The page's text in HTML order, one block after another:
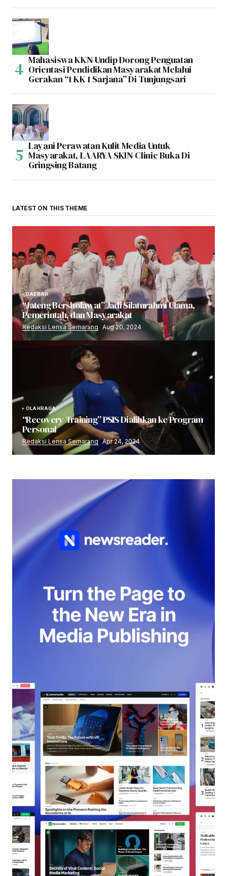
Mahasiswa KKN Undip Dorong Penguatan
Orientasi Pendidikan Masyarakat Melalui
Gerakan “1 KK 1 Sarjana” Di Tunjungsari
Layani Perawatan Kulit Media Untuk
Masyarakat, LAARYA SKIN Clinic Buka Di
Gringsing Batang
LATEST ON THIS THEME
DAERAH
“Jateng Bersholawat” Jadi Silaturahmi Ulama,
Pemerintah, dan Masyarakat
Redaksi Lensa Semarang Aug 20, 2024
OLAHRAGA
“Recovery Training” PSIS Dialihkan ke Program
Personal
Redaksi Lensa Semarang Apr 24, 2024